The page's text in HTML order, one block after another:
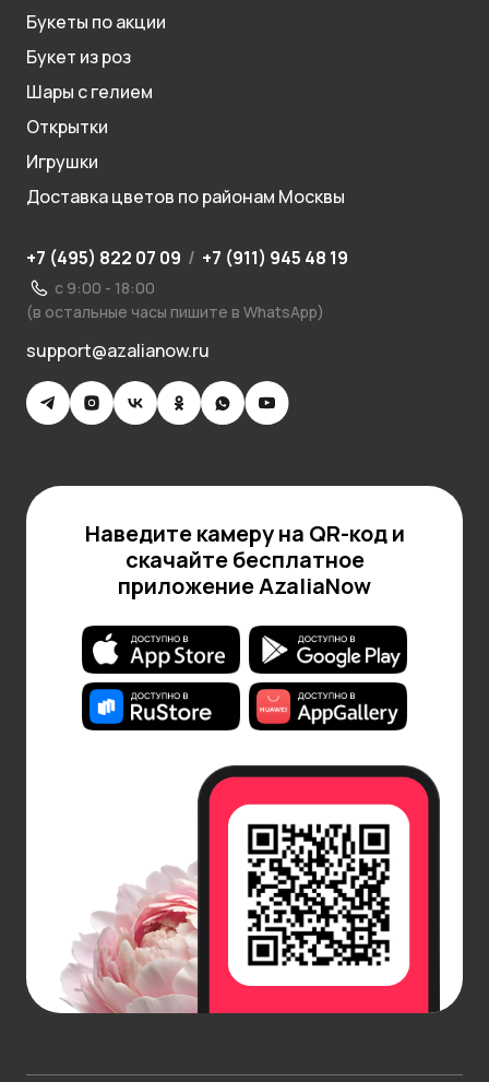
Букеты по акции
Букет из роз
Шары с гелием
Открытки
Игрушки
Доставка цветов по районам Москвы
+7 (495) 822 07 09 / +7 (911) 945 48 19
с 9:00 - 18:00
(в остальные часы пишите в WhatsApp)
support@azalianow.ru
Наведите камеру на QR-код и
скачайте бесплатное
приложение AzaliaNow